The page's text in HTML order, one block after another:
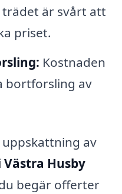
trädet är svårt att
priset.
Kostnaden
bortforsling av
av
Husby
begär offerter